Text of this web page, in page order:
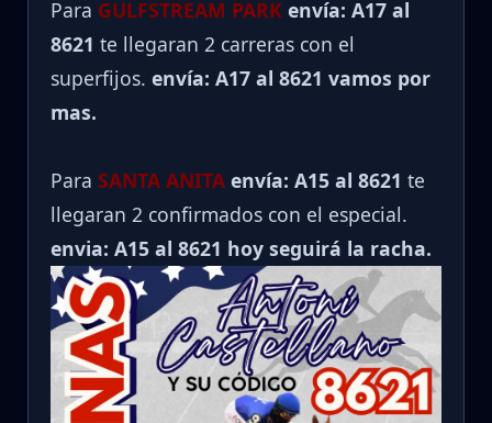
Para GULFSTREAM PARK envía: A17 al
8621 te llegaran 2 carreras con el
superfijos. envía: A17 al 8621 vamos por
mas.
Para SANTA ANITA envía: A15 al 8621 te
llegaran 2 confirmados con el especial.
envia: A15 al 8621 hoy seguirá la racha.